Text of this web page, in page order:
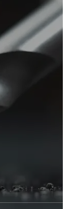
in diesem